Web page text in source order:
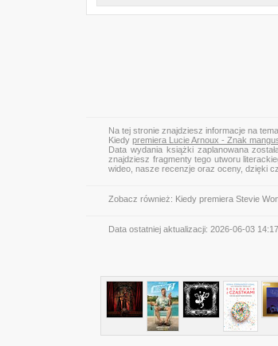
Na tej stronie znajdziesz informacje na
Kiedy premiera Lucie Arnoux - Znak
Data wydania książki zaplanowana
znajdziesz fragmenty tego utworu
wideo, nasze recenzje oraz oceny, dzięki
Zobacz również: Kiedy premiera Stevie
Data ostatniej aktualizacji: 2026-06-03